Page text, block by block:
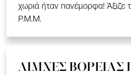
χωριά ήταν πανέμορφα! Άξιζε
P.M.M.
ΛΙΜΝΕΣ ΒΟΡΕΙΑΣ